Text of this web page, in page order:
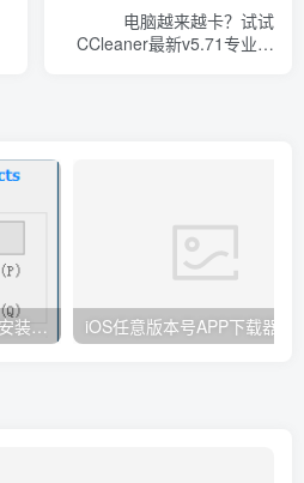
电脑越来越卡？试试
CCleaner最新v5.71专业版
Adobe系列软件大全 一键安装版 By：Ansifa iOS任意版本号APP下载器